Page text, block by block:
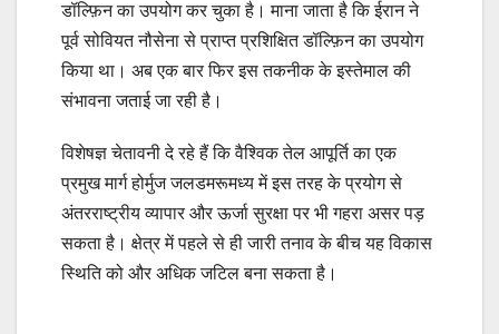
डॉल्फ़िन का उपयोग कर चुका है। माना जाता है कि ईरान ने
पूर्व सोवियत नौसेना से प्राप्त प्रशिक्षित डॉल्फ़िन का उपयोग
किया था। अब एक बार फिर इस तकनीक के इस्तेमाल की
संभावना जताई जा रही है।
विशेषज्ञ चेतावनी दे रहे हैं कि वैश्विक तेल आपूर्ति का एक
प्रमुख मार्ग होर्मुज जलडमरूमध्य में इस तरह के प्रयोग से
अंतरराष्ट्रीय व्यापार और ऊर्जा सुरक्षा पर भी गहरा असर पड़
सकता है। क्षेत्र में पहले से ही जारी तनाव के बीच यह विकास
स्थिति को और अधिक जटिल बना सकता है।